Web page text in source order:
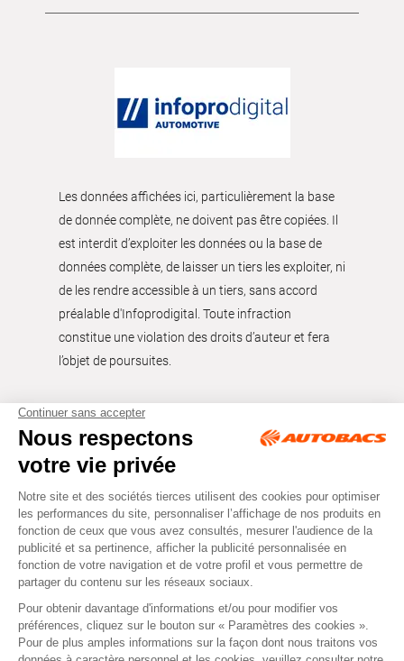
Les données affichées ici, particulièrement la base
de donnée complète, ne doivent pas être copiées. Il
est interdit d’exploiter les données ou la base de
données complète, de laisser un tiers les exploiter, ni
de les rendre accessible à un tiers, sans accord
préalable d'Infoprodigital. Toute infraction
constitue une violation des droits d’auteur et fera
l’objet de poursuites.
Tous droits réservés © Autobacs
Mentions légales RGPD
Cookies CGV